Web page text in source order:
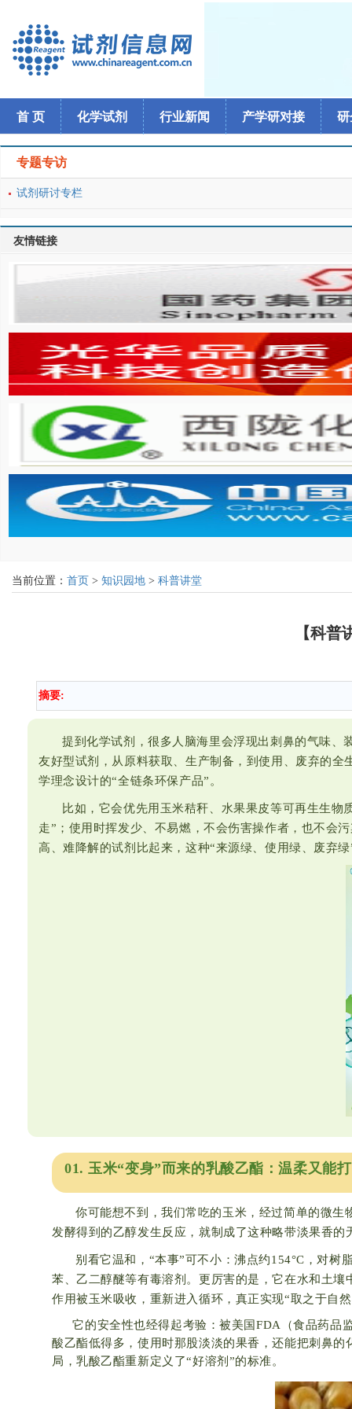
首 页 化学试剂 行业新闻 产学研对接 研
专题专访
试剂研讨专栏
友情链接
当前位置： 首页 > 知识园地 > 科普讲堂
【科
摘要:
提到化学试剂，很多人脑海里会浮现出刺鼻的气味
友好型试剂，从原料获取、生产制备，到使用、废弃的
学理念设计的“全链条环保产品”。
比如，它会优先用玉米秸秆、水果果皮等可再生生
走”；使用时挥发少、不易燃，不会伤害操作者，也不会
高、难降解的试剂比起来，这种“来源绿、使用绿、废弃
01. 玉米“变身”而来的乳酸乙酯：温柔又能
你可能想不到，我们常吃的玉米，经过简单的微
发酵得到的乙醇发生反应，就制成了这种略带淡果香
别看它温和，“本事”可不小：沸点约154°C，对
苯、乙二醇醚等有毒溶剂。更厉害的是，它在水和土
作用被玉米吸收，重新进入循环，真正实现“取之于自
它的安全性也经得起考验：被美国FDA（食品药品
酸乙酯低得多，使用时那股淡淡的果香，还能把刺鼻
局，乳酸乙酯重新定义了“好溶剂”的标准。